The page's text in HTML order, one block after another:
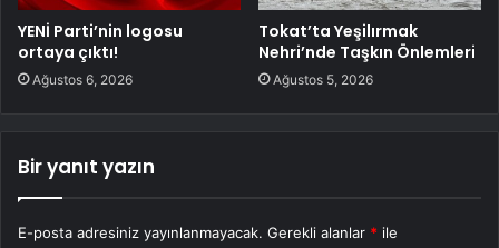
YENİ Parti’nin logosu
ortaya çıktı!
Ağustos 6, 2026
Tokat’ta Yeşilırmak
Nehri’nde Taşkın Önlemleri
Ağustos 5, 2026
Bir yanıt yazın
E-posta adresiniz yayınlanmayacak. Gerekli alanlar * ile